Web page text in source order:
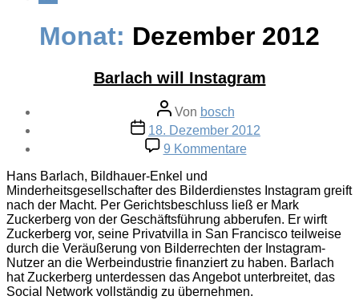
Monat: Dezember 2012
Barlach will Instagram
Beitragsautor
Von bosch
Veröffentlichungsdatum
18. Dezember 2012
9 Kommentarezu
Barlach
Instagram
Hans Barlach, Bildhauer-Enkel und
Minderheitsgesellschafter des Bilderdienstes Instagram greift
nach der Macht. Per Gerichtsbeschluss ließ er Mark
Zuckerberg von der Geschäftsführung abberufen. Er wirft
Zuckerberg vor, seine Privatvilla in San Francisco teilweise
durch die Veräußerung von Bilderrechten der Instagram-
Nutzer an die Werbeindustrie finanziert zu haben. Barlach
hat Zuckerberg unterdessen das Angebot unterbreitet, das
Social Network vollständig zu übernehmen.